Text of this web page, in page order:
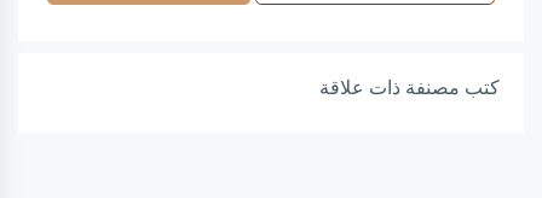
كتب مصنفة ذات علاقة